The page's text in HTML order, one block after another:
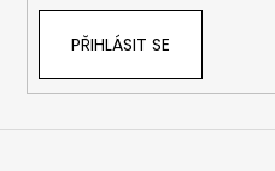
PŘIHLÁSIT SE